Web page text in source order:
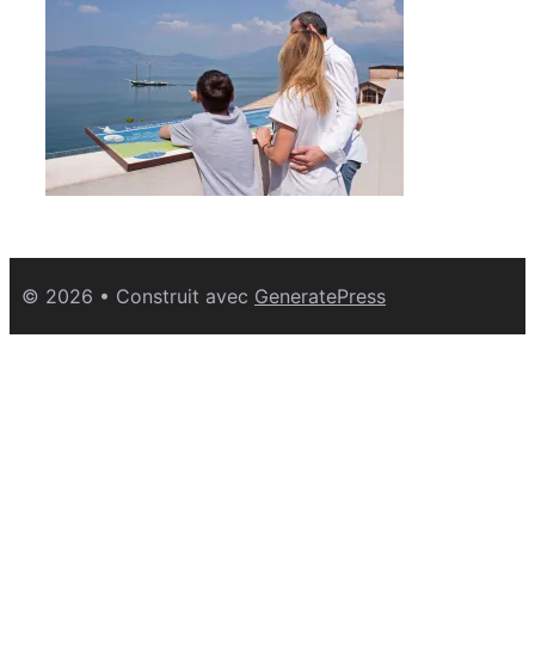
© 2026 • Construit avec GeneratePress